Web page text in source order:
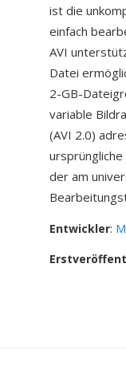
ist die
einfach
AVI
Datei
2-GB-
variable
(AVI 2.0)
der am
Entwickler: